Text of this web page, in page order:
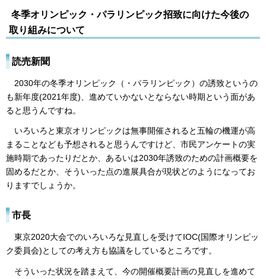
冬季オリンピック・パラリンピック招致に向けた今後の
取り組みについて
読売新聞
2030年の冬季オリンピック（・パラリンピック）の誘致というの
も新年度(2021年度)、進めていかないとならない時期という面があ
ると思うんですね。
いろいろと東京オリンピックは無事開催されると五輪の機運が高
まることなども予想されると思うんですけど、市民アンケートの実
施時期であったりだとか、あるいは2030年誘致のための計画概要を
固めるだとか、そういった点の進展具合が現状どのようになってお
りますでしょうか。
市長
東京2020大会でのいろいろな見直しを受けてIOC(国際オリンピッ
ク委員会)としての考え方も協議をしているところです。
そういった状況を踏まえて、今の開催概要計画の見直しを進めて